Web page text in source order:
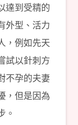
達到受精的
外型、活力
，例如先天
試以針刺方
不孕的夫妻
，但是因為
。